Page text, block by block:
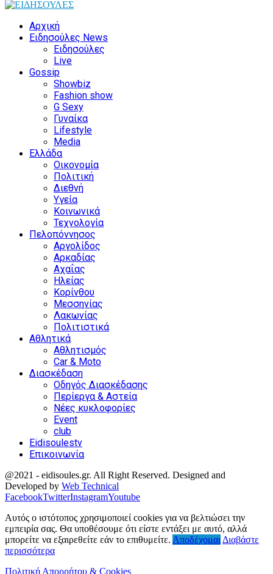
Αρχική
Ειδησούλες News
Ειδησούλες
Live
Gossip
Showbiz
Fashion show
G Sexy
Γυναίκα
Lifestyle
Media
Ελλάδα
Οικονομία
Πολιτική
Διεθνή
Υγεία
Κοινωνικά
Τεχνολογία
Πελοπόννησος
Αργολίδος
Αρκαδίας
Αχαΐας
Ηλείας
Κορίνθου
Μεσσηνίας
Λακωνίας
Πολιτιστικά
Αθλητικά
Αθλητισμός
Car & Moto
Διασκέδαση
Οδηγός Διασκέδασης
Περίεργα & Αστεία
Νέες κυκλοφορίες
Event
club
Eidisoulestv
Επικοινωνία
@2021 - eidisoules.gr. All Right Reserved. Designed and
Developed by Web Technical
FacebookTwitterInstagramYoutube
Αυτός ο ιστότοπος χρησιμοποιεί cookies για να βελτιώσει την
εμπειρία σας. Θα υποθέσουμε ότι είστε εντάξει με αυτό, αλλά
μπορείτε να εξαιρεθείτε εάν το επιθυμείτε. Αποδέχομαι Διαβάστε
περισσότερα
Πολιτική Απορρήτου & Cookies